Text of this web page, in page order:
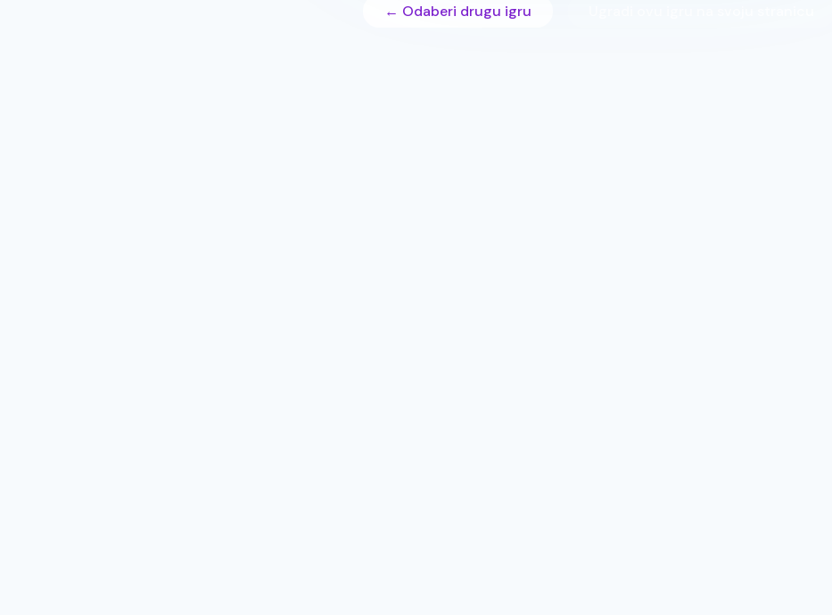
← Odaberi drugu igru